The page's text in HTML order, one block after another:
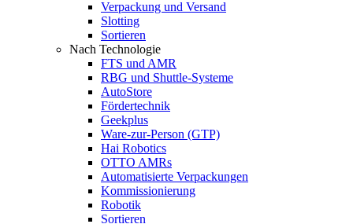
Verpackung und Versand
Slotting
Sortieren
Nach Technologie
FTS und AMR
RBG und Shuttle-Systeme
AutoStore
Fördertechnik
Geekplus
Ware-zur-Person (GTP)
Hai Robotics
OTTO AMRs
Automatisierte Verpackungen
Kommissionierung
Robotik
Sortieren